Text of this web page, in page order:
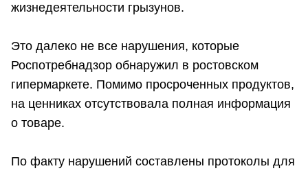
жизнедеятельности грызунов.
Это далеко не все нарушения, которые
Роспотребнадзор обнаружил в ростовском
гипермаркете. Помимо просроченных продуктов,
на ценниках отсутствовала полная информация
о товаре.
По факту нарушений составлены протоколы для